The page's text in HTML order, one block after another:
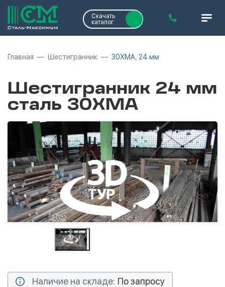
Скачать
каталог
Главная Шестигранник 30ХМА, 24 мм
Шестигранник 24 мм
сталь 30ХМА
Наличие на складе: По запросу